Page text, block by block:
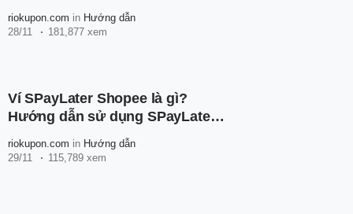
đơn giản, nhanh chóng
riokupon.com in Hướng dẫn
28/11
181,877 xem
Ví SPayLater Shopee là gì?
Hướng dẫn sử dụng SPayLater
Shopee cho người mới
riokupon.com in Hướng dẫn
29/11
115,789 xem